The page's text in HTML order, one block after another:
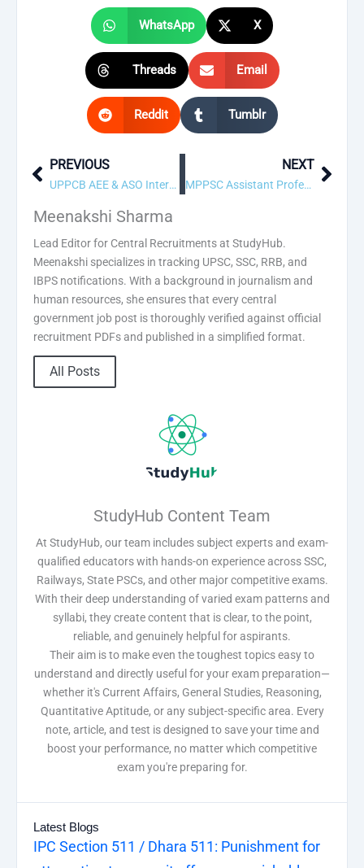
WhatsApp X
Threads Email
Reddit Tumblr
Prev
PREVIOUS
UPPCB AEE & ASO Interview Letter 2026
NEXT
MPPSC Assistant Professor Online Form 2026 Next
Meenakshi Sharma
Lead Editor for Central Recruitments at StudyHub.
Meenakshi specializes in tracking UPSC, SSC, RRB, and
IBPS notifications. With a background in journalism and
human resources, she ensures that every central
government job post is thoroughly verified against official
recruitment PDFs and published in a simplified format.
All Posts
StudyHub Content Team
At StudyHub, our team includes subject experts and exam-
qualified educators with hands-on experience across SSC,
Railways, State PSCs, and other major competitive exams.
With their deep understanding of varied exam patterns and
syllabi, they create content that is clear, to the point,
reliable, and genuinely helpful for aspirants.
Their aim is to make even the toughest topics easy to
understand and directly useful for your exam preparation—
whether it's Current Affairs, General Studies, Reasoning,
Quantitative Aptitude, or any subject-specific area. Every
note, article, and test is designed to save your time and
boost your performance, no matter which competitive
exam you're preparing for.
Latest Blogs
IPC Section 511 / Dhara 511: Punishment for